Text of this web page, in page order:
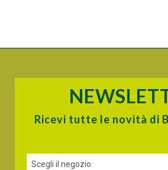
Ricevi tutte le novità di